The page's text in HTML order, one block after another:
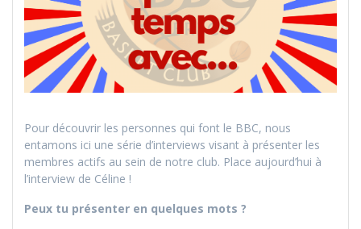
Pour découvrir les personnes qui font le BBC, nous
entamons ici une série d’interviews visant à présenter les
membres actifs au sein de notre club. Place aujourd’hui à
l’interview de Céline !
Peux tu présenter en quelques mots ?